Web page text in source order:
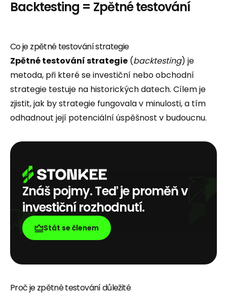
Backtesting = Zpětné testování
Co je zpětné testování strategie
Zpětné testování strategie (backtesting) je
metoda, při které se investiční nebo obchodní
strategie testuje na historických datech. Cílem je
zjistit, jak by strategie fungovala v minulosti, a tím
odhadnout její potenciální úspěšnost v budoucnu.
Znáš pojmy. Teď je proměň v
investiční rozhodnutí.
Stát se členem
Proč je zpětné testování důležité